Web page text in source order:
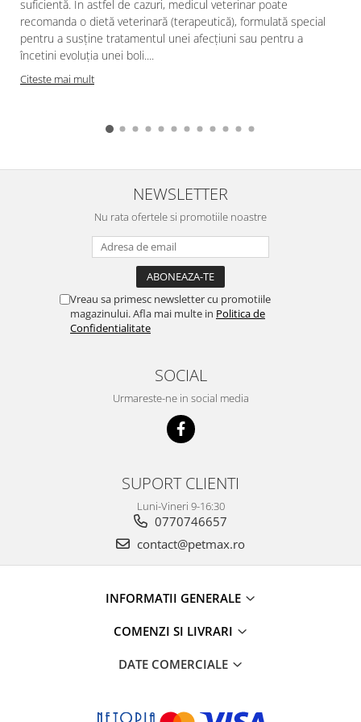
suficientă. În astfel de cazuri, medicul veterinar poate
recomanda o dietă veterinară (terapeutică), formulată special
pentru a susține tratamentul unei afecțiuni sau pentru a
încetini evoluția unei boli....
Citeste mai mult
NEWSLETTER
Nu rata ofertele si promotiile noastre
Vreau sa primesc newsletter cu promotiile
magazinului. Afla mai multe in Politica de
Confidentialitate
SOCIAL
Urmareste-ne in social media
SUPORT CLIENTI
Luni-Vineri 9-16:30
0770746657
contact@petmax.ro
INFORMATII GENERALE
COMENZI SI LIVRARI
DATE COMERCIALE